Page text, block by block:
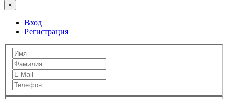
×
Вход
Регистрация